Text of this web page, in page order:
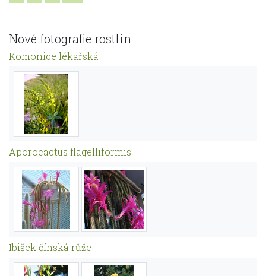
Nové fotografie rostlin
Komonice lékařská
Aporocactus flagelliformis
Ibišek čínská růže